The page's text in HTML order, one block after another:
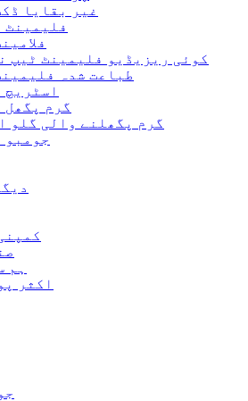
غیر بقایا
فلیمینٹ
کوئی ریزیڈیو فلیمینٹ ٹیپ
طباعت شدہ
اسٹریچ
گرم پگھل
گرم پگھلنے والی گلو
جومبو
ہم
اکثر